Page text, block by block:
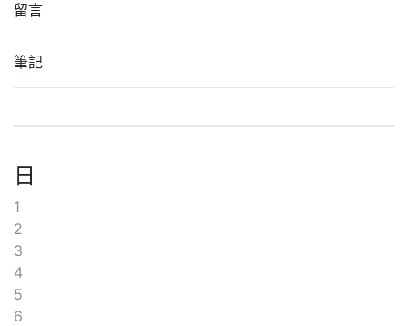
留言
筆記
日
1
2
3
4
5
6